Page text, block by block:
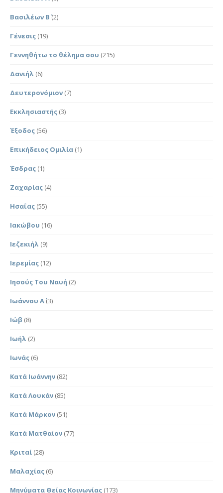
Βασιλέων Β΄ (2)
Γένεσις (19)
Γεννηθήτω το θέλημα σου (215)
Δανιήλ (6)
Δευτερονόμιον (7)
Εκκλησιαστής (3)
Έξοδος (56)
Επικήδειος Ομιλία (1)
Έσδρας (1)
Ζαχαρίας (4)
Ησαΐας (55)
Ιακώβου (16)
Ιεζεκιήλ (9)
Ιερεμίας (12)
Ιησούς Του Ναυή (2)
Ιωάννου Α΄(3)
Ιώβ (8)
Ιωήλ (2)
Ιωνάς (6)
Κατά Ιωάννην (82)
Κατά Λουκάν (85)
Κατά Μάρκον (51)
Κατά Ματθαίον (77)
Κριταί (28)
Μαλαχίας (6)
Μηνύματα Θείας Κοινωνίας (173)